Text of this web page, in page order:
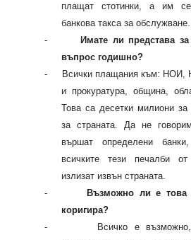
плащат стотинки, а им
банкова такса за обслужване.
-
Имате ли представа
въпрос годишно?
-
Всички плащания към:
и прокуратура, община,
Това са десетки милиони за
за страната. Да не
вършат определени
всичките тези печалби от
излизат извън страната.
-
Възможно ли е това
коригира?
-
Всичко е